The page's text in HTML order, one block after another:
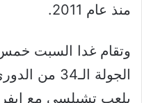
منذ عام 2011.
وتقام غدا السبت
الجولة
يلعب تشيلسي مع